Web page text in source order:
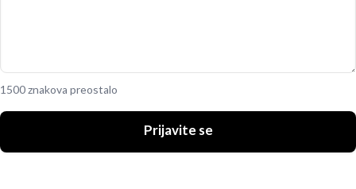
1500 znakova preostalo
Prijavite se